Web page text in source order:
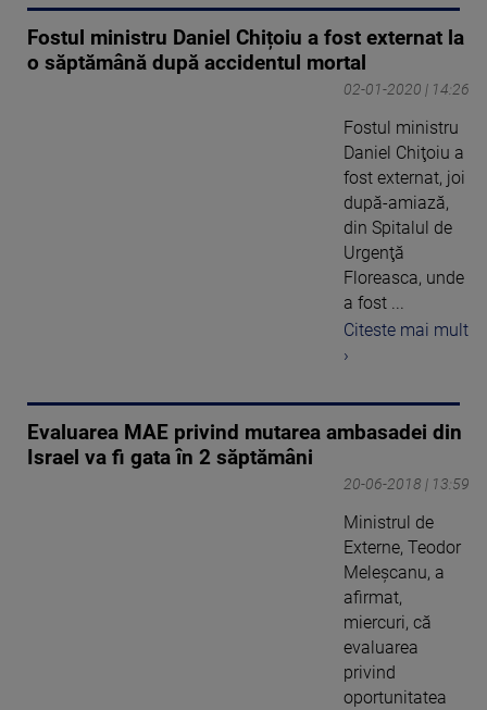
Fostul ministru Daniel Chițoiu a fost externat la
o săptămână după accidentul mortal
02-01-2020 | 14:26
Fostul ministru
Daniel Chiţoiu a
fost externat, joi
după-amiază,
din Spitalul de
Urgenţă
Floreasca, unde
a fost ...
Citeste mai mult
›
Evaluarea MAE privind mutarea ambasadei din
Israel va fi gata în 2 săptămâni
20-06-2018 | 13:59
Ministrul de
Externe, Teodor
Meleşcanu, a
afirmat,
miercuri, că
evaluarea
privind
oportunitatea